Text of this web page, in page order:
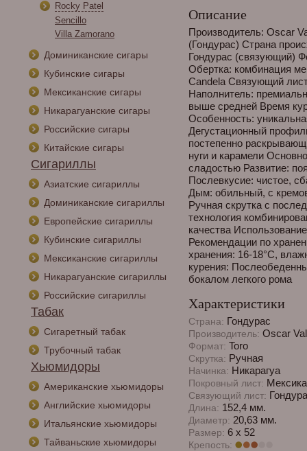
Rocky Patel
Sencillo
Villa Zamorano
Доминиканские сигары
Кубинские сигары
Мексиканские сигары
Никарагуанские сигары
Российские сигары
Китайские сигары
Сигариллы
Азиатские сигариллы
Доминиканские сигариллы
Европейские сигариллы
Кубинские сигариллы
Мексиканские сигариллы
Никарагуанские сигариллы
Российские сигариллы
Табак
Сигаретный табак
Трубочный табак
Хьюмидоры
Американские хьюмидоры
Английские хьюмидоры
Итальянские хьюмидоры
Тайваньские хьюмидоры
Описание
Производитель: Oscar
(Гондурас) Страна
Гондурас (связующий)
Обертка: комбинация
Candela Связующий
Наполнитель:
выше средней Время
Особенность:
Дегустационный
постепенно
нуги и карамели
сладостью Развитие:
Послевкусие: чистое,
Дым: обильный, с
Ручная скрутка с
технология
качества
Рекомендации по
хранения: 16-18°C,
курения:
бокалом легкого рома
Характеристики
Страна: Гондурас
Производитель: Oscar
Формат: Toro
Скрутка: Ручная
Начинка: Никарагуа
Покровный лист:
Связующий лист:
Длина: 152,4 мм.
Диаметр: 20,63 мм.
Размер: 6 х 52
Крепость: